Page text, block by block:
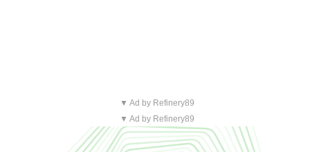
▼ Ad by Refinery89
▼ Ad by Refinery89